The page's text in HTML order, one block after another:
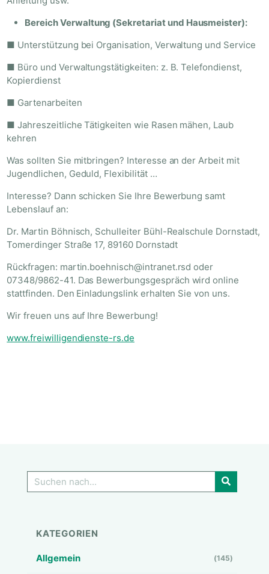
Bereich Verwaltung (Sekretariat und Hausmeister):
■ Unterstützung bei Organisation, Verwaltung und Service
■ Büro und Verwaltungstätigkeiten: z. B. Telefondienst,
Kopierdienst
■ Gartenarbeiten
■ Jahreszeitliche Tätigkeiten wie Rasen mähen, Laub
kehren
Was sollten Sie mitbringen? Interesse an der Arbeit mit
Jugendlichen, Geduld, Flexibilität …
Interesse? Dann schicken Sie Ihre Bewerbung samt
Lebenslauf an:
Dr. Martin Böhnisch, Schulleiter Bühl-Realschule Dornstadt,
Tomerdinger Straße 17, 89160 Dornstadt
Rückfragen: martin.boehnisch@intranet.rsd oder
07348/9862-41. Das Bewerbungsgespräch wird online
stattfinden. Den Einladungslink erhalten Sie von uns.
Wir freuen uns auf Ihre Bewerbung!
www.freiwilligendienste-rs.de
GO!
KATEGORIEN
Allgemein (145)